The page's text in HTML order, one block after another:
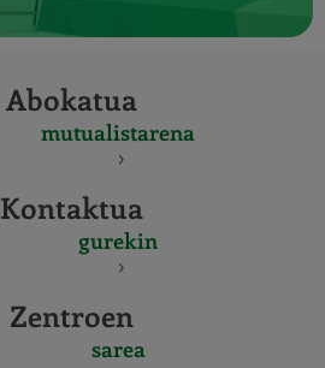
Abokatua
mutualistarena
Kontaktua
gurekin
Zentroen
sarea